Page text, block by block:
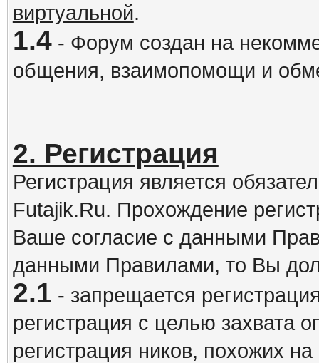
виртуальной.
1.4- Форум создан на
общения, взаимопомощи и
2. Регистрация
Регистрация является
Futajik.Ru. Прохождение
Ваше согласие с данными
данными Правилами, то Вы
2.1 - запрещается
регистрация с целью захвата
регистрация ников, похожих